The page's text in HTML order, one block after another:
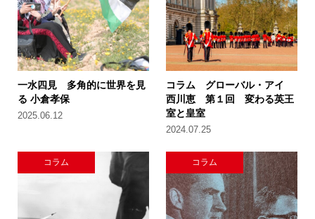
一水四見 多角的に世界を見
る 小倉孝保
2025.06.12
コラム グローバル・アイ
西川恵 第１回 変わる英王
室と皇室
2024.07.25
コラム コラム